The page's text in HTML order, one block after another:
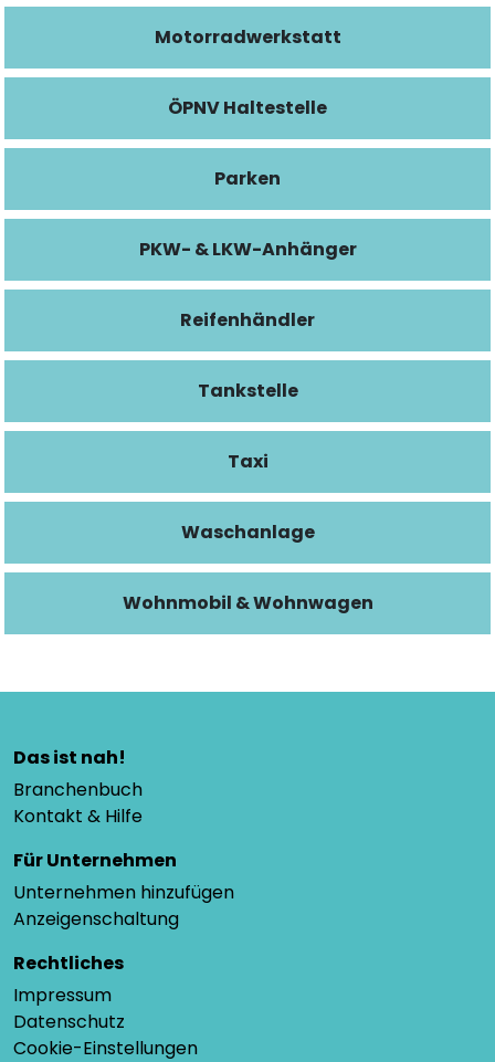
Motorradwerkstatt
ÖPNV Haltestelle
Parken
PKW- & LKW-Anhänger
Reifenhändler
Tankstelle
Taxi
Waschanlage
Wohnmobil & Wohnwagen
Das ist nah!
Branchenbuch
Kontakt & Hilfe
Für Unternehmen
Unternehmen hinzufügen
Anzeigenschaltung
Rechtliches
Impressum
Datenschutz
Cookie-Einstellungen